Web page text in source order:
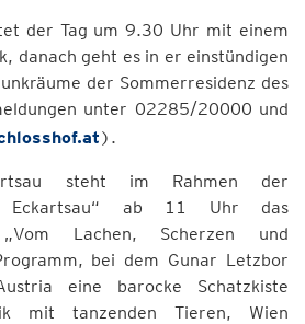
der Tag um 9.30 Uhr mit einem
danach geht es in er einstündigen
der Sommerresidenz des
unter 02285/20000 und
).
steht im Rahmen der
Eckartsau“ ab 11 Uhr das
„Vom Lachen, Scherzen und
bei dem Gunar Letzbor
eine barocke Schatzkiste
mit tanzenden Tieren, Wien